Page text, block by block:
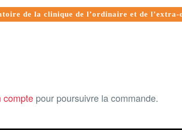
de la clinique de l’ordinaire et de
compte pour poursuivre la commande.